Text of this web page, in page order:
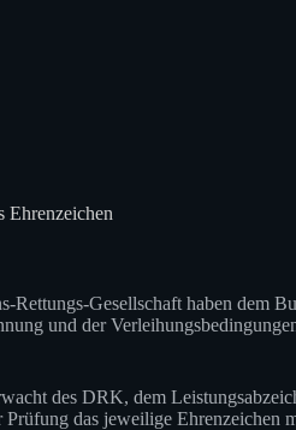
Ehrenzeichen
Gesellschaft haben dem
und der
des DRK, dem
das jeweilige Ehrenzeichen